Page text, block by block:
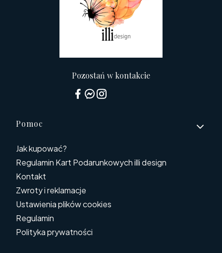
Pozostań w kontakcie
Linki w stopce
Pomoc
Jak kupować?
Regulamin Kart Podarunkowych illi design
Kontakt
Zwroty i reklamacje
Ustawienia plików cookies
Regulamin
Polityka prywatności